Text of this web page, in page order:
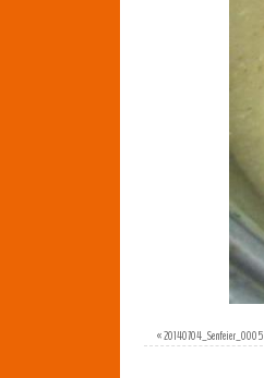
«20140704_Senfeier_0005